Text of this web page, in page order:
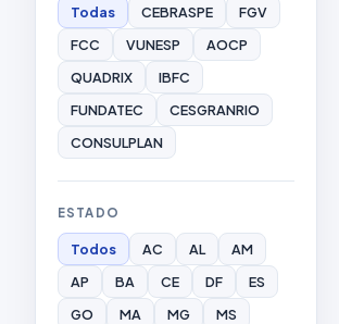
Todas CEBRASPE
FGV
FCC
VUNESP
AOCP
QUADRIX
IBFC
FUNDATEC
CESGRANRIO
CONSULPLAN
ESTADO
Todos AC AL
AM
AP
BA CE DF
ES
GO
MA MG
MS